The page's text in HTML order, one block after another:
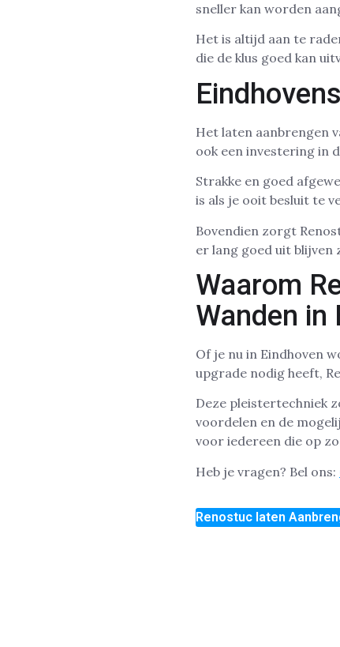
sneller kan worden
Het is altijd aan te
die de klus goed kan
Het laten aanbrengen
ook een investering in
Strakke en goed
is als je ooit besluit te
Bovendien zorgt
er lang goed uit blijven
Waarom
Wanden in
Of je nu in Eindhoven
upgrade nodig heeft,
Deze pleistertechniek
voordelen en de
voor iedereen die op
Heb je vragen? Bel ons:
Renostuc laten